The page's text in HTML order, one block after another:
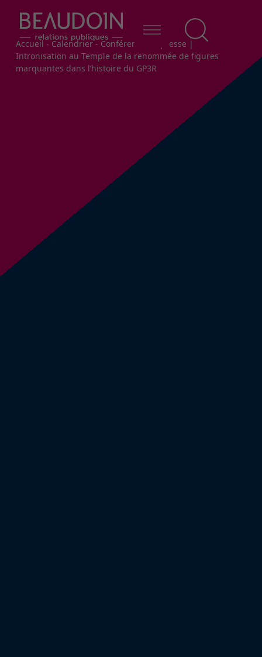
Fil d'Ariane
Accueil-Calendrier-Conférence de presse |
Intronisation au Temple de la renommée de figures
marquantes dans l’histoire du GP3R